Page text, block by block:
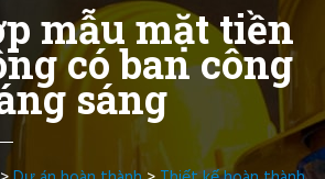
mẫu mặt tiền
có ban công
sáng